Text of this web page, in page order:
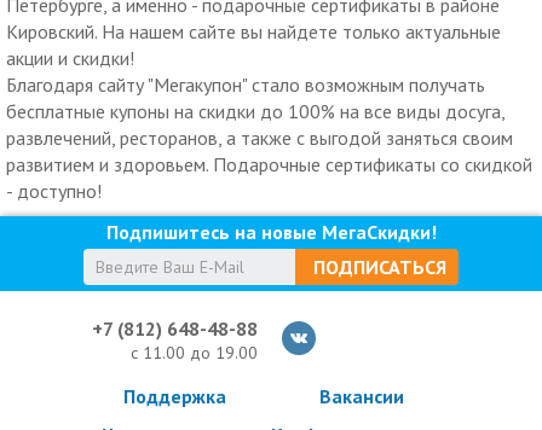
Кировский. На нашем сайте вы найдете только актуальные
акции и скидки!
Благодаря сайту "Мегакупон" стало возможным получать
бесплатные купоны на скидки до 100% на все виды досуга,
развлечений, ресторанов, а также с выгодой заняться своим
развитием и здоровьем. Подарочные сертификаты со скидкой
- доступно!
Подпишитесь на новые МегаСкидки!
ПОДПИСАТЬСЯ
+7 (812) 648-48-88
с 11.00 до 19.00
Поддержка
Вакансии